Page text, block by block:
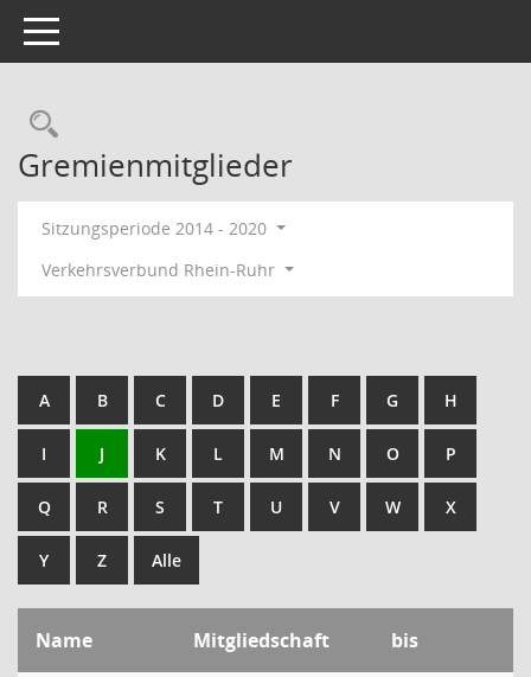
Toggle navigation
Rechercheauswahl
Gremienmitglieder
Sitzungsperiode 2014 - 2020
Verkehrsverbund Rhein-Ruhr
A B C D E F G H
I J K L M N O P
Q R S T U V W X
Y Z Alle
Name Mitgliedschaft bis